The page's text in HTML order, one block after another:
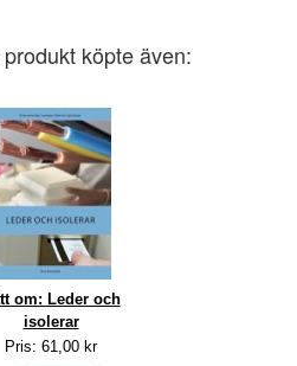
köpte även:
om: Leder och
isolerar
Pris: 61,00 kr